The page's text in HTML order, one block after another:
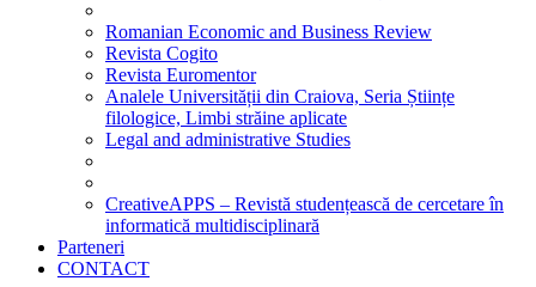
Romanian Economic and Business Review
Revista Cogito
Revista Euromentor
Analele Universității din Craiova, Seria Științe
filologice, Limbi străine aplicate
Legal and administrative Studies
CreativeAPPS – Revistă studențească de cercetare în
informatică multidisciplinară
Parteneri
CONTACT